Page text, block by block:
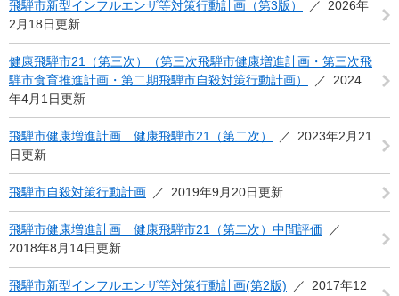
飛騨市新型インフルエンザ等対策行動計画（第3版）
2026年
2月18日更新
健康飛騨市21（第三次）（第三次飛騨市健康増進計画・第三次飛
騨市食育推進計画・第二期飛騨市自殺対策行動計画）
2024
年4月1日更新
飛騨市健康増進計画 健康飛騨市21（第二次）
2023年2月21
日更新
飛騨市自殺対策行動計画 2019年9月20日更新
飛騨市健康増進計画 健康飛騨市21（第二次）中間評価
2018年8月14日更新
飛騨市新型インフルエンザ等対策行動計画(第2版)
2017年12